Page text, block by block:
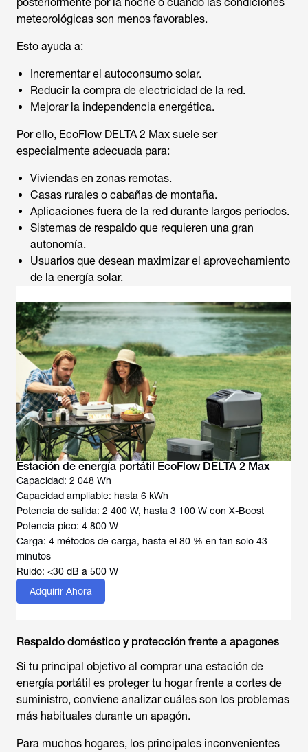
meteorológicas son menos favorables.
Esto ayuda a:
Incrementar el autoconsumo solar.
Reducir la compra de electricidad de la red.
Mejorar la independencia energética.
Por ello, EcoFlow DELTA 2 Max suele ser
especialmente adecuada para:
Viviendas en zonas remotas.
Casas rurales o cabañas de montaña.
Aplicaciones fuera de la red durante largos periodos.
Sistemas de respaldo que requieren una gran
autonomía.
Usuarios que desean maximizar el aprovechamiento
de la energía solar.
Estación de energía portátil EcoFlow DELTA 2 Max
Capacidad: 2 048 Wh
Capacidad ampliable: hasta 6 kWh
Potencia de salida: 2 400 W, hasta 3 100 W con X-Boost
Potencia pico: 4 800 W
Carga: 4 métodos de carga, hasta el 80 % en tan solo 43
minutos
Ruido: <30 dB a 500 W
Adquirir Ahora
Respaldo doméstico y protección frente a apagones
Si tu principal objetivo al comprar una estación de
energía portátil es proteger tu hogar frente a cortes de
suministro, conviene analizar cuáles son los problemas
más habituales durante un apagón.
Para muchos hogares, los principales inconvenientes